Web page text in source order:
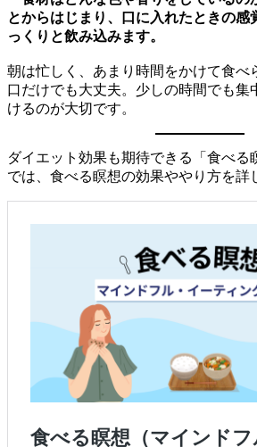
とからはじまり、口に入れたときの感
っくりと飲み込みます。
朝は忙しく、あまり時間をかけて食べ
口だけでも大丈夫。少しの時間でも集
けるのが大切です。
ダイエット効果も期待できる「食べる
では、食べる瞑想の効果ややり方を詳